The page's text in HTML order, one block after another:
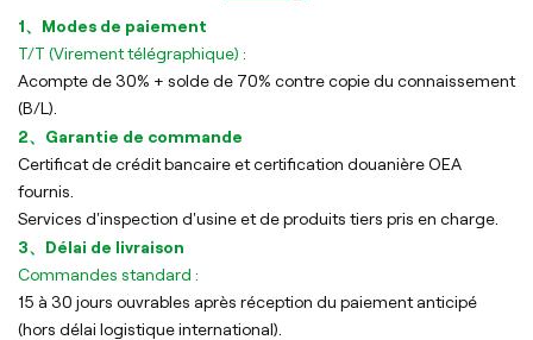
1、Modes de paiement
T/T (Virement télégraphique) :
Acompte de 30% + solde de 70% contre copie du connaissement
(B/L).
2、Garantie de commande
Certificat de crédit bancaire et certification douanière OEA
fournis.
Services d'inspection d'usine et de produits tiers pris en charge.
3、Délai de livraison
Commandes standard :
15 à 30 jours ouvrables après réception du paiement anticipé
(hors délai logistique international).